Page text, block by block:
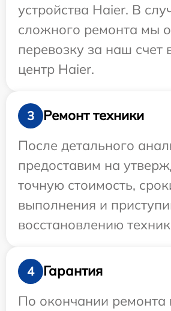
устройства Haier. В
сложного ремонта мы
перевозку за наш счет
центр Haier.
3
Ремонт техники
После детального
предоставим на
точную стоимость,
выполнения и
восстановлению
4
Гарантия
По окончании ремонта